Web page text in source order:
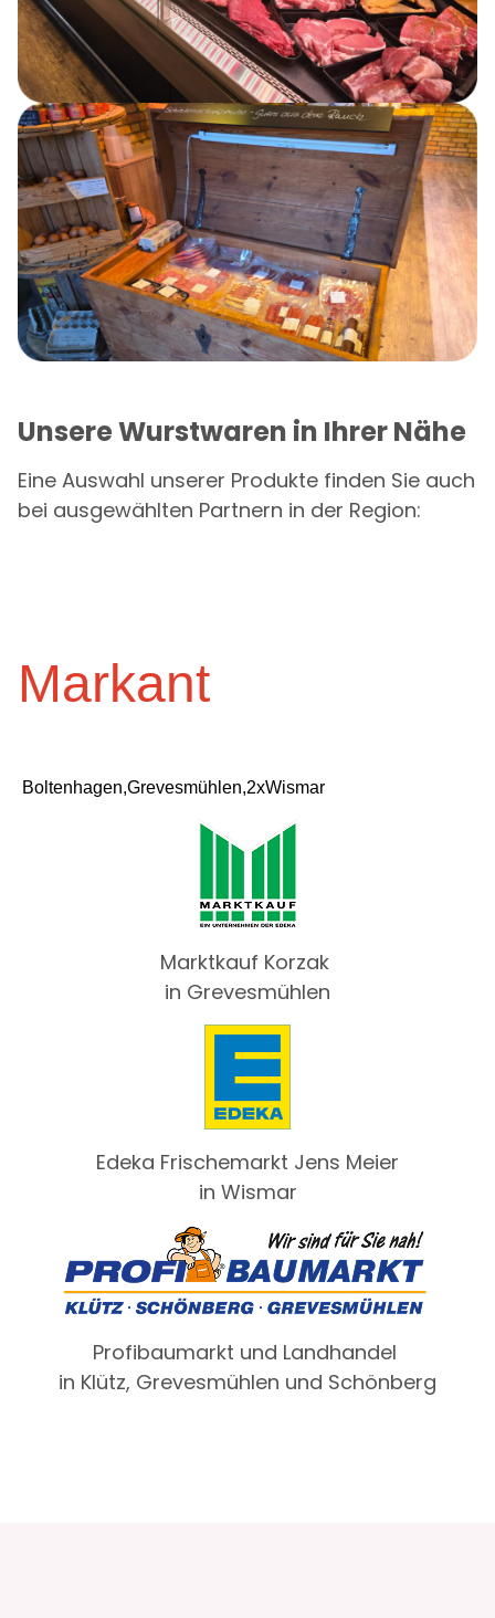
Unsere Wurstwaren in Ihrer Nähe
Eine Auswahl unserer Produkte finden Sie auch
bei ausgewählten Partnern in der Region:
Markant
Boltenhagen,Grevesmühlen,2xWismar
Marktkauf Korzak
in Grevesmühlen
Edeka Frischemarkt Jens Meier
in Wismar
Profibaumarkt und Landhandel
in Klütz, Grevesmühlen und Schönberg